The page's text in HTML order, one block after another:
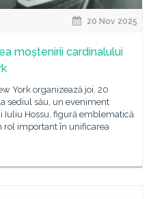
20 Nov 2025
moștenirii cardinalului
York organizează joi, 20
sediul său, un eveniment
Hossu, figură emblematică
rol important în unificarea